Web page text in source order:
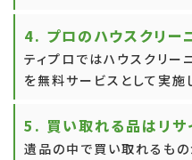
4. プロのハウスクリー
ティプロではハウスクリー
を無料サービスとして実施
5. 買い取れる品はリサ
遺品の中で買い取れるも